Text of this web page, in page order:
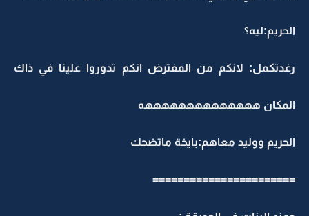
الحريم:ليه؟
رغدتكمل: لانكم من المفترض انكم تدوروا علينا في ذاك
المكان ههههههههههههههه
الحريم ووليد معاهم:بايخة ماتضحك
=======================